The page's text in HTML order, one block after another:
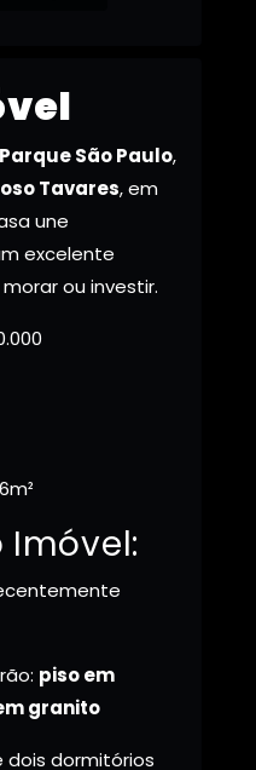
São Paulo,
Tavares, em
une
excelente
ou investir.
piso em
granito
dois dormitórios